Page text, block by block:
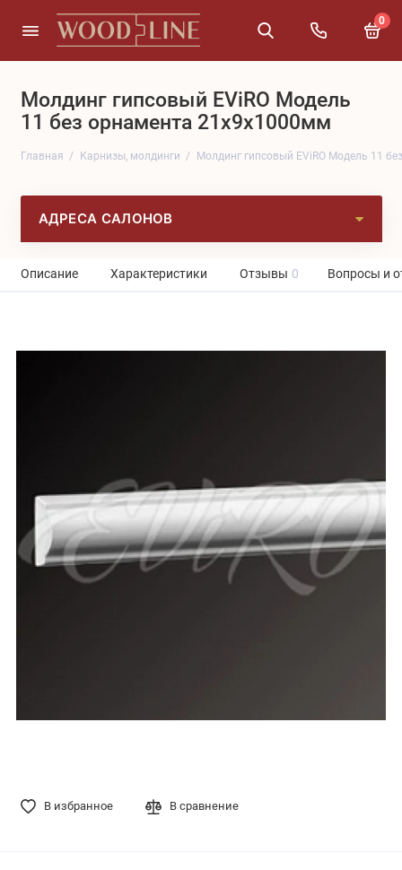
0
Молдинг гипсовый EViRO Модель
11 без орнамента 21x9x1000мм
Главная Карнизы, молдинги Молдинг гипсовый EViRO Модель 11
АДРЕСА САЛОНОВ
Описание Характеристики Отзывы 0 Вопросы и
В избранное В сравнение